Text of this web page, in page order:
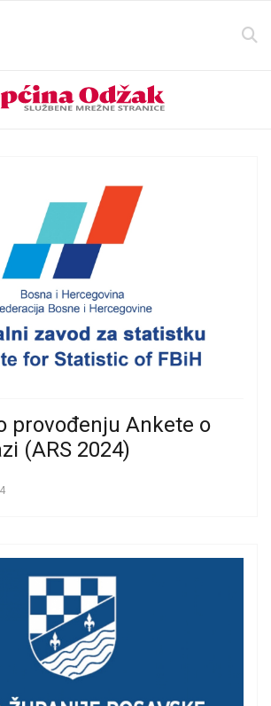
provođenju Ankete o
(ARS 2024)